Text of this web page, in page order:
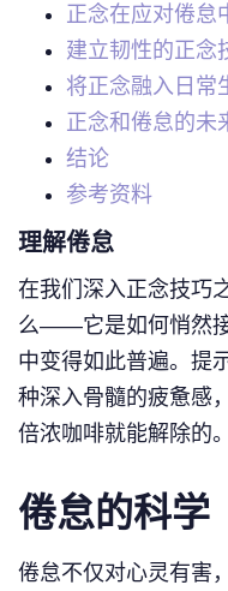
正念在应对倦怠
建立韧性的正念
将正念融入日常
正念和倦怠的未
结论
参考资料
理解倦怠
在我们深入正念技巧
么——它是如何悄然
中变得如此普遍。提
种深入骨髓的疲惫感
倍浓咖啡就能解除的。
倦怠的科学
倦怠不仅对心灵有害